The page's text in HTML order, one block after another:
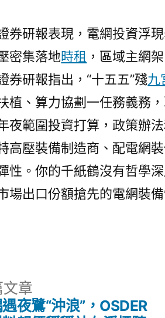
券研報表現，電網投資浮
密集落地時租 ，區域主網
券研報指出，“十五五”殘九
植、算力協劃一任務義務
夜範圍投資打算，政策辦
高壓裝備制造商、配電網
性。你的千紙鶴沒有哲學
場出口份額搶先的電網裝備
章
一
夜鷺“沖浪”，OSDER